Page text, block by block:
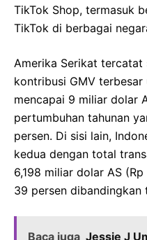
TikTok Shop, termasuk
TikTok di berbagai
Amerika Serikat tercatat
kontribusi GMV terbesar
mencapai 9 miliar dolar
pertumbuhan tahunan
persen. Di sisi lain,
kedua dengan total
6,198 miliar dolar AS
39 persen dibandingkan
Baca juga Jessie J